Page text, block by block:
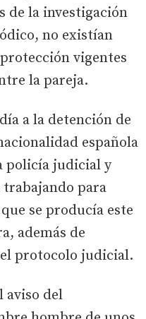
de la investigación
no existían
vigentes
la pareja.
a la detención de
española
policía judicial y
para
se producía este
además de
protocolo judicial.
aviso del